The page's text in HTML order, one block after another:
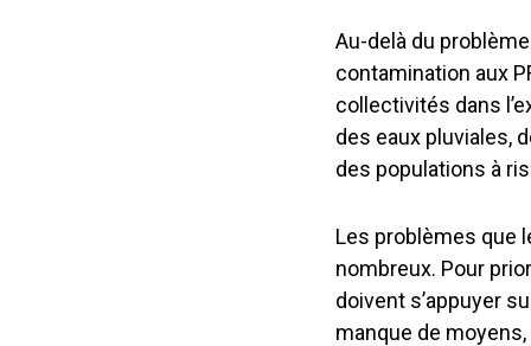
Au-delà du
contamination aux
collectivités dans
des eaux pluviales,
des populations à
Les problèmes que
nombreux. Pour
doivent s’appuyer
manque de